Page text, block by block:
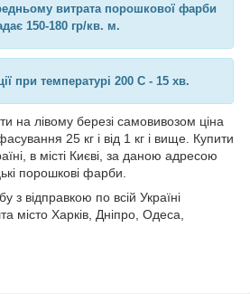
витрата порошкової фарби
150-180 гр/кв. м.
при температурі 200 C - 15 хв.
на лівому березі самовивозом ціна
25 кг і від 1 кг і вище. Купити
в місті Києві, за даною адресою
порошкові фарби.
з відправкою по всій Україні
місто Харків, Дніпро, Одеса,